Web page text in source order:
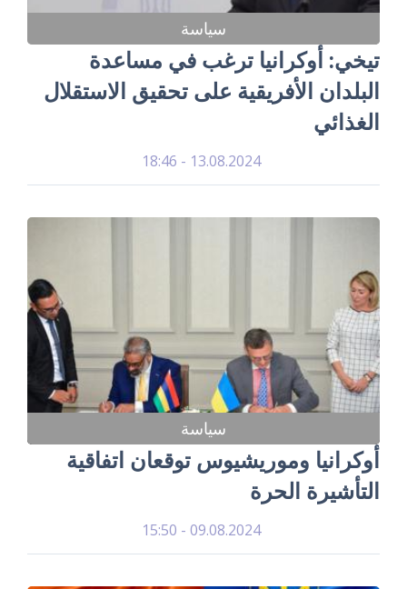
سياسة
تيخي: أوكرانيا ترغب في مساعدة
البلدان الأفريقية على تحقيق الاستقلال
الغذائي
13.08.2024 - 18:46
سياسة
أوكرانيا وموريشيوس توقعان اتفاقية
التأشيرة الحرة
09.08.2024 - 15:50